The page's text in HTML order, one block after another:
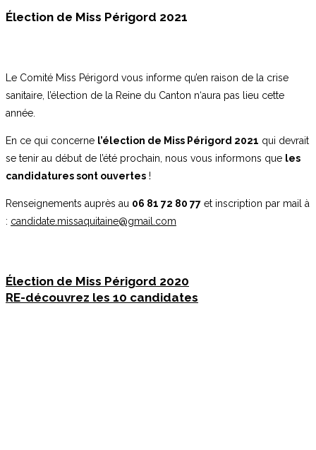
Élection de Miss Périgord 2021
Le Comité Miss Périgord vous informe qu’en raison de la crise
sanitaire, l’élection de la Reine du Canton n‘aura pas lieu cette
année.
En ce qui concerne l’élection de Miss Périgord 2021 qui devrait
se tenir au début de l’été prochain, nous vous informons que les
candidatures sont ouvertes !
Renseignements auprès au 06 81 72 80 77 et inscription par mail à
: candidate.missaquitaine@gmail.com
Élection de Miss Périgord 2020
RE-découvrez les 10 candidates